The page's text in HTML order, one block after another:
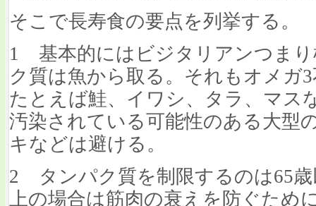
そこで長寿食の要点を列挙する。
1 基本的にはビジタリアンつま
ク質は魚から取る。それもオメガ
たとえば鮭、イワシ、タラ、マス
汚染されている可能性のある大型
キなどは避ける。
2 タンパク質を制限するのは65歳
上の場合は筋肉の衰えを防ぐため